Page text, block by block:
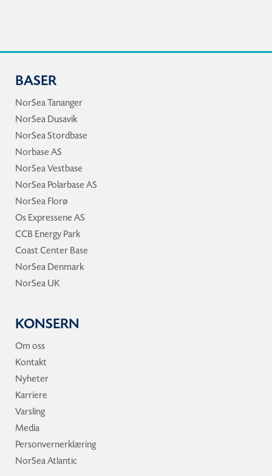
BASER
NorSea Tananger
NorSea Dusavik
NorSea Stordbase
Norbase AS
NorSea Vestbase
NorSea Polarbase AS
NorSea Florø
Os Expressene AS
CCB Energy Park
Coast Center Base
NorSea Denmark
NorSea UK
KONSERN
Om oss
Kontakt
Nyheter
Karriere
Varsling
Media
Personvernerklæring
NorSea Atlantic